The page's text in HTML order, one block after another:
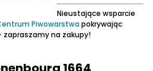
Nieustające wsparcie
Piwowarstwapokrywając
na zakupy!